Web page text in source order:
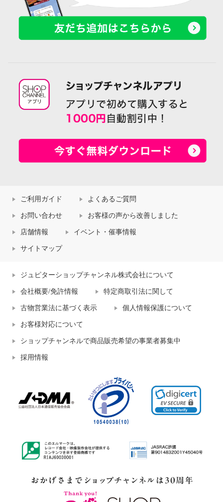
ご利用ガイド よくあるご質問
お問い合わせ お客様の声から改善しました
店舗情報 イベント・催事情報
サイトマップ
ジュピターショップチャンネル株式会社について
会社概要/免許情報 特定商取引法に関して
古物営業法に基づく表示 個人情報保護について
お客様対応について
ショップチャンネルで商品販売希望の事業者募集中
採用情報